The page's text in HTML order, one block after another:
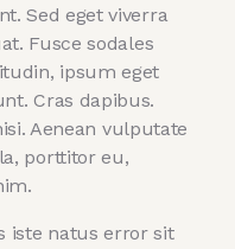
Sed eget viverra
Fusce sodales
ipsum eget
Cras dapibus.
Aenean vulputate
porttitor eu,
iste natus error sit